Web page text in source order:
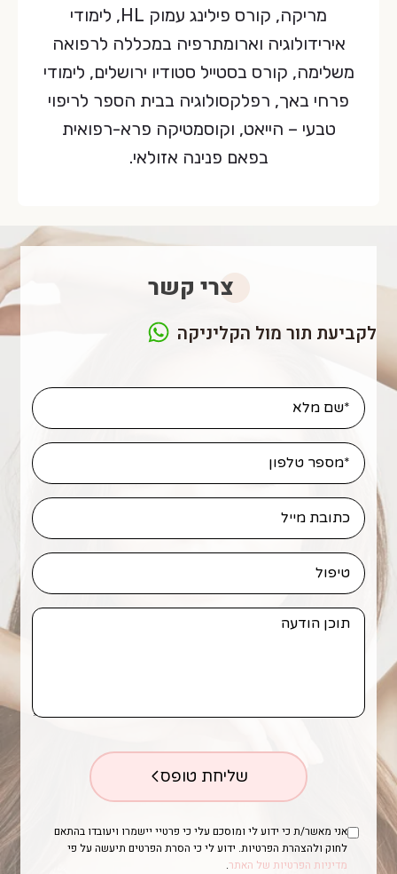
מריקה, קורס פילינג עמוק HL, לימודי
אירידולוגיה וארומתרפיה במכללה לרפואה
משלימה, קורס בסטייל סטודיו ירושלים, לימודי
פרחי באך, רפלקסולוגיה בבית הספר לריפוי
טבעי – הייאט, וקוסמטיקה פרא-רפואית
בפאם פנינה אזולאי.
צרי קשר
לקביעת תור מול הקליניקה
שליחת טופס
אני מאשר/ת כי ידוע לי ומוסכם עלי כי פרטיי יישמרו ויעובדו בהתאם
לחוק ולהצהרת הפרטיות. ידוע לי כי הסרת הפרטים תיעשה על פי
מדיניות הפרטיות של האתר.